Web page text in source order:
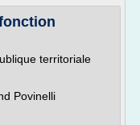
territoriale
Povinelli